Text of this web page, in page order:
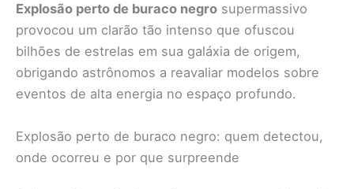
Explosão perto de buraco negro supermassivo
provocou um clarão tão intenso que ofuscou
bilhões de estrelas em sua galáxia de origem,
obrigando astrônomos a reavaliar modelos sobre
eventos de alta energia no espaço profundo.
Explosão perto de buraco negro: quem detectou,
onde ocorreu e por que surpreende